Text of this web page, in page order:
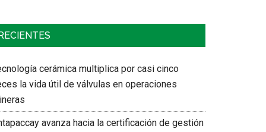
RECIENTES
cerámica multiplica por casi cinco
la vida útil de válvulas en operaciones
avanza hacia la certificación de gestión